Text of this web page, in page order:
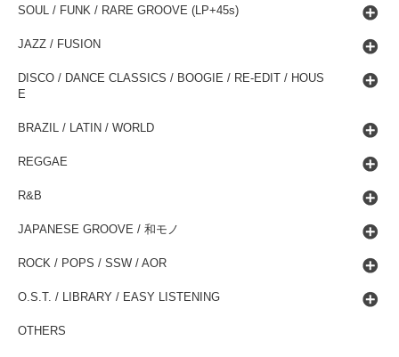
SOUL / FUNK / RARE GROOVE (LP+45s)
JAZZ / FUSION
DISCO / DANCE CLASSICS / BOOGIE / RE-EDIT / HOUS
E
BRAZIL / LATIN / WORLD
REGGAE
R&B
JAPANESE GROOVE / 和モノ
ROCK / POPS / SSW / AOR
O.S.T. / LIBRARY / EASY LISTENING
OTHERS